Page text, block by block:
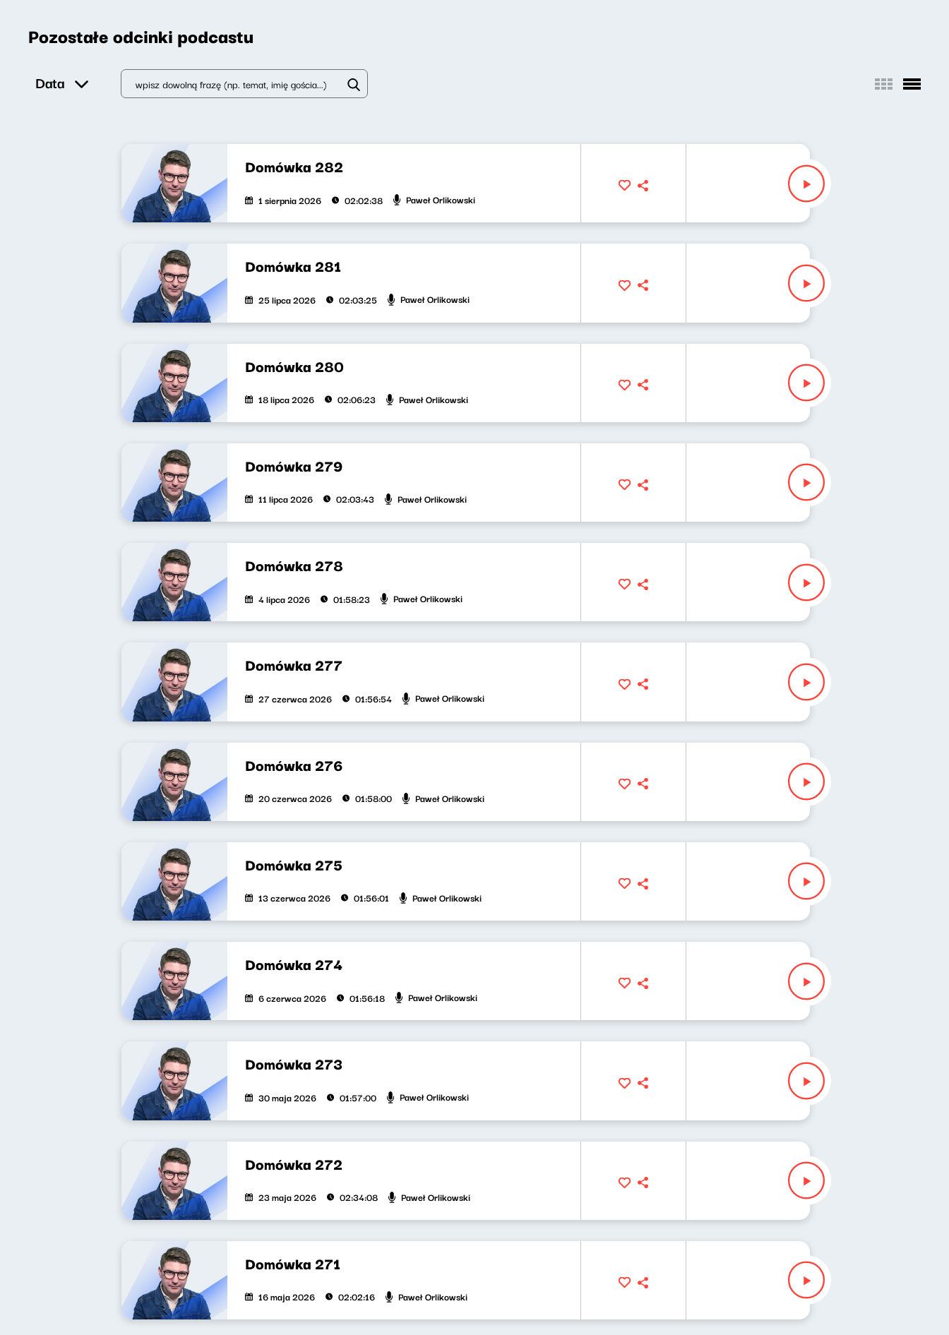
Pozostałe odcinki podcastu
Data
Domówka 282
1 sierpnia 2026 02:02:38 Paweł Orlikowski
Domówka 281
25 lipca 2026 02:03:25 Paweł Orlikowski
Domówka 280
18 lipca 2026 02:06:23 Paweł Orlikowski
Domówka 279
11 lipca 2026 02:03:43 Paweł Orlikowski
Domówka 278
4 lipca 2026 01:58:23 Paweł Orlikowski
Domówka 277
27 czerwca 2026 01:56:54 Paweł Orlikowski
Domówka 276
20 czerwca 2026 01:58:00 Paweł Orlikowski
Domówka 275
13 czerwca 2026 01:56:01 Paweł Orlikowski
Domówka 274
6 czerwca 2026 01:56:18 Paweł Orlikowski
Domówka 273
30 maja 2026 01:57:00 Paweł Orlikowski
Domówka 272
23 maja 2026 02:34:08 Paweł Orlikowski
Domówka 271
16 maja 2026 02:02:16 Paweł Orlikowski